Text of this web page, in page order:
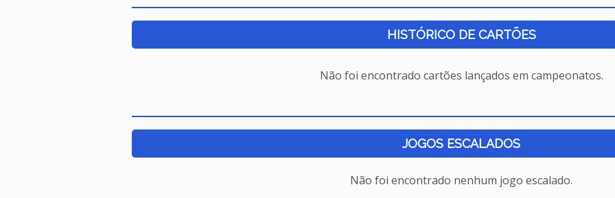
HISTÓRICO DE CARTÕES
Não foi encontrado cartões lançados em campeonatos.
JOGOS ESCALADOS
Não foi encontrado nenhum jogo escalado.